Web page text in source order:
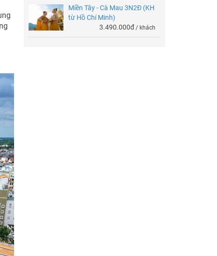
Miền Tây - Cà Mau 3N2Đ (KH
từ Hồ Chí Minh)
3.490.000đ / khách